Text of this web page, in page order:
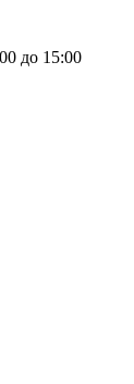
до 15:00